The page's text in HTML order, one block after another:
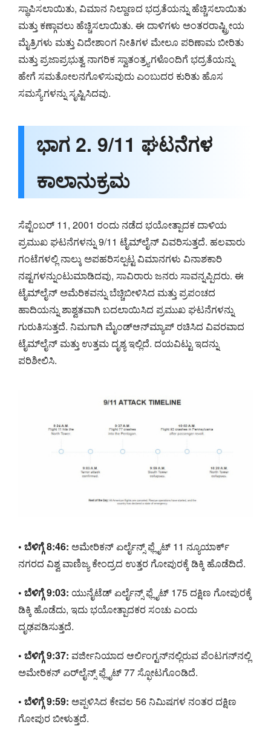
ಸ್ಥಾಪಿಸಲಾಯಿತು, ವಿಮಾನ ನಿಲ್ದಾಣದ ಭದ್ರತೆಯನ್ನು ಹೆಚ್ಚಿಸಲಾಯಿತು
ಮತ್ತು ಕಣ್ಗಾವಲು ಹೆಚ್ಚಿಸಲಾಯಿತು. ಈ ದಾಳಿಗಳು ಅಂತರರಾಷ್ಟ್ರೀಯ
ಮೈತ್ರಿಗಳು ಮತ್ತು ವಿದೇಶಾಂಗ ನೀತಿಗಳ ಮೇಲೂ ಪರಿಣಾಮ ಬೀರಿತು
ಮತ್ತು ಪ್ರಜಾಪ್ರಭುತ್ವ ನಾಗರಿಕ ಸ್ವಾತಂತ್ರ್ಯಗಳೊಂದಿಗೆ ಭದ್ರತೆಯನ್ನು
ಹೇಗೆ ಸಮತೋಲನಗೊಳಿಸುವುದು ಎಂಬುದರ ಕುರಿತು ಹೊಸ
ಸಮಸ್ಯೆಗಳನ್ನು ಸೃಷ್ಟಿಸಿದವು.
ಭಾಗ 2. 9/11 ಘಟನೆಗಳ
ಕಾಲಾನುಕ್ರಮ
ಸೆಪ್ಟೆಂಬರ್ 11, 2001 ರಂದು ನಡೆದ ಭಯೋತ್ಪಾದಕ ದಾಳಿಯ
ಪ್ರಮುಖ ಘಟನೆಗಳನ್ನು 9/11 ಟೈಮ್‌ಲೈನ್ ವಿವರಿಸುತ್ತದೆ. ಹಲವಾರು
ಗಂಟೆಗಳಲ್ಲಿ ನಾಲ್ಕು ಅಪಹರಿಸಲ್ಪಟ್ಟ ವಿಮಾನಗಳು ವಿನಾಶಕಾರಿ
ನಷ್ಟಗಳನ್ನುಂಟುಮಾಡಿದವು, ಸಾವಿರಾರು ಜನರು ಸಾವನ್ನಪ್ಪಿದರು. ಈ
ಟೈಮ್‌ಲೈನ್ ಅಮೆರಿಕವನ್ನು ಬೆಚ್ಚಿಬೀಳಿಸಿದ ಮತ್ತು ಪ್ರಪಂಚದ
ಹಾದಿಯನ್ನು ಶಾಶ್ವತವಾಗಿ ಬದಲಾಯಿಸಿದ ಪ್ರಮುಖ ಘಟನೆಗಳನ್ನು
ಗುರುತಿಸುತ್ತದೆ. ನಿಮಗಾಗಿ ಮೈಂಡ್‌ಆನ್‌ಮ್ಯಾಪ್ ರಚಿಸಿದ ವಿವರವಾದ
ಟೈಮ್‌ಲೈನ್ ಮತ್ತು ಉತ್ತಮ ದೃಶ್ಯ ಇಲ್ಲಿದೆ. ದಯವಿಟ್ಟು ಇದನ್ನು
ಪರಿಶೀಲಿಸಿ.
• ಬೆಳಿಗ್ಗೆ 8:46: ಅಮೇರಿಕನ್ ಏರ್ಲೈನ್ಸ್ ಫ್ಲೈಟ್ 11 ನ್ಯೂಯಾರ್ಕ್
ನಗರದ ವಿಶ್ವ ವಾಣಿಜ್ಯ ಕೇಂದ್ರದ ಉತ್ತರ ಗೋಪುರಕ್ಕೆ ಡಿಕ್ಕಿ ಹೊಡೆದಿದೆ.
• ಬೆಳಿಗ್ಗೆ 9:03: ಯುನೈಟೆಡ್ ಏರ್ಲೈನ್ಸ್ ಫ್ಲೈಟ್ 175 ದಕ್ಷಿಣ ಗೋಪುರಕ್ಕೆ
ಡಿಕ್ಕಿ ಹೊಡೆದು, ಇದು ಭಯೋತ್ಪಾದಕರ ಸಂಚು ಎಂದು
ದೃಢಪಡಿಸುತ್ತದೆ.
• ಬೆಳಿಗ್ಗೆ 9:37: ವರ್ಜೀನಿಯಾದ ಆರ್ಲಿಂಗ್ಟನ್‌ನಲ್ಲಿರುವ ಪೆಂಟಗನ್‌ನಲ್ಲಿ
ಅಮೇರಿಕನ್ ಏರ್‌ಲೈನ್ಸ್ ಫ್ಲೈಟ್ 77 ಸ್ಫೋಟಗೊಂಡಿದೆ.
• ಬೆಳಿಗ್ಗೆ 9:59: ಅಪ್ಪಳಿಸಿದ ಕೇವಲ 56 ನಿಮಿಷಗಳ ನಂತರ ದಕ್ಷಿಣ
ಗೋಪುರ ಬೀಳುತ್ತದೆ.